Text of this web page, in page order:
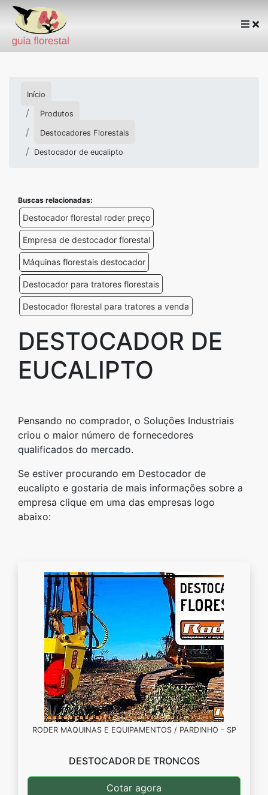
Início
Produtos
Destocadores Florestais
Destocador de eucalipto
Buscas relacionadas:
Destocador florestal roder preço
Empresa de destocador florestal
Máquinas florestais destocador
Destocador para tratores florestais
Destocador florestal para tratores a venda
DESTOCADOR DE
EUCALIPTO
Pensando no comprador, o Soluções Industriais
criou o maior número de fornecedores
qualificados do mercado.
Se estiver procurando em Destocador de
eucalipto e gostaria de mais informações sobre a
empresa clique em uma das empresas logo
abaixo:
RODER MAQUINAS E EQUIPAMENTOS / PARDINHO - SP
DESTOCADOR DE TRONCOS
Cotar agora